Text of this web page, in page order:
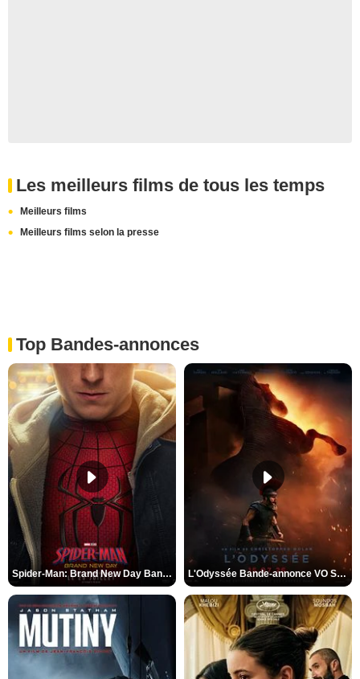
Les meilleurs films de tous les temps
Meilleurs films
Meilleurs films selon la presse
Top Bandes-annonces
Spider-Man: Brand New Day Bande-annonce VO STFR L'Odyssée Bande-annonce VO STFR